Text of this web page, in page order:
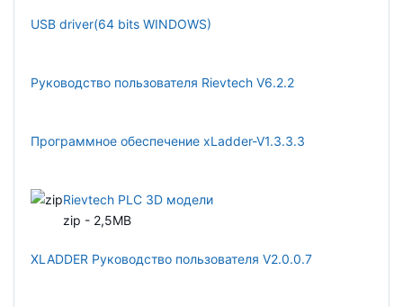
USB driver(64 bits WINDOWS)
Руководство пользователя Rievtech V6.2.2
Программное обеспечение xLadder-V1.3.3.3
Rievtech PLC 3D модели
zip - 2,5MB
XLADDER Руководство пользователя V2.0.0.7